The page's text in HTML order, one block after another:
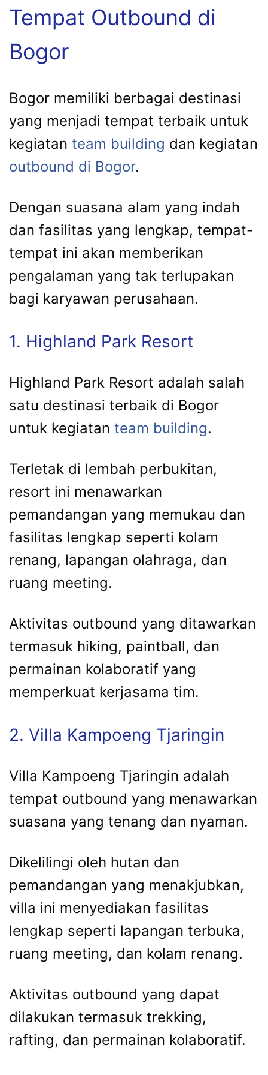
Tempat Outbound di
Bogor
Bogor memiliki berbagai destinasi
yang menjadi tempat terbaik untuk
kegiatan team building dan kegiatan
outbound di Bogor.
Dengan suasana alam yang indah
dan fasilitas yang lengkap, tempat-
tempat ini akan memberikan
pengalaman yang tak terlupakan
bagi karyawan perusahaan.
1. Highland Park Resort
Highland Park Resort adalah salah
satu destinasi terbaik di Bogor
untuk kegiatan team building.
Terletak di lembah perbukitan,
resort ini menawarkan
pemandangan yang memukau dan
fasilitas lengkap seperti kolam
renang, lapangan olahraga, dan
ruang meeting.
Aktivitas outbound yang ditawarkan
termasuk hiking, paintball, dan
permainan kolaboratif yang
memperkuat kerjasama tim.
2. Villa Kampoeng Tjaringin
Villa Kampoeng Tjaringin adalah
tempat outbound yang menawarkan
suasana yang tenang dan nyaman.
Dikelilingi oleh hutan dan
pemandangan yang menakjubkan,
villa ini menyediakan fasilitas
lengkap seperti lapangan terbuka,
ruang meeting, dan kolam renang.
Aktivitas outbound yang dapat
dilakukan termasuk trekking,
rafting, dan permainan kolaboratif.